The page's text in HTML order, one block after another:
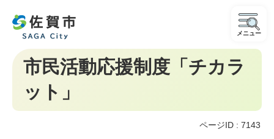
メニュー
市民活動応援制度「チカラ
ット」
ページID : 7143